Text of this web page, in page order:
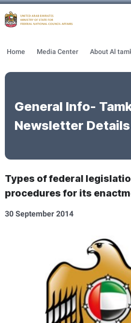
Home Media Center
General Info-
Newsletter Details
Types of federal
procedures for its
30 September 2014